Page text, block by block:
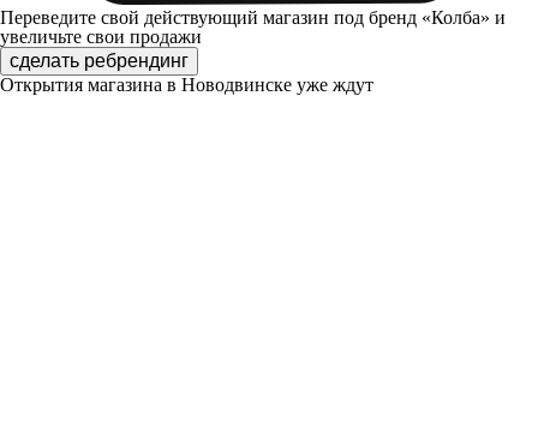
Переведите свой действующий магазин под бренд «Колба» и
увеличьте свои продажи
сделать ребрендинг
Открытия магазина в Новодвинске уже ждут